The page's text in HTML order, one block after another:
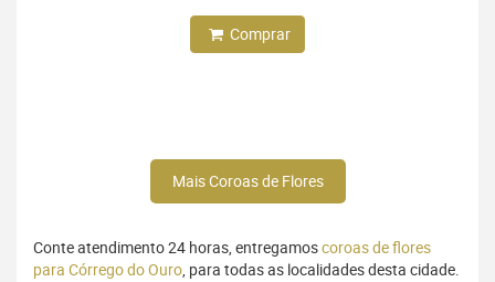
Comprar
Mais Coroas de Flores
Conte atendimento 24 horas, entregamoscoroas de flores
para Córrego do Ouro, para todas as localidades desta cidade.